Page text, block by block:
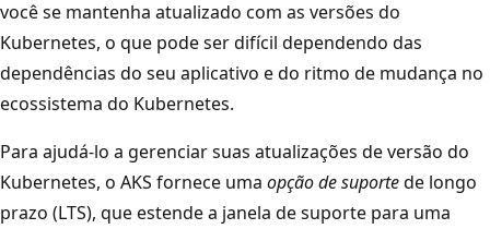
você se mantenha atualizado com as versões do
Kubernetes, o que pode ser difícil dependendo das
dependências do seu aplicativo e do ritmo de mudança no
ecossistema do Kubernetes.
Para ajudá-lo a gerenciar suas atualizações de versão do
Kubernetes, o AKS fornece uma opção de suportede longo
prazo (LTS), que estende a janela de suporte para uma